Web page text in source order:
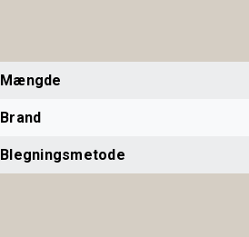
Mængde
Brand
Blegningsmetode